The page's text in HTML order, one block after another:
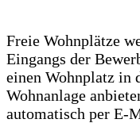
Freie Wohnplätze
Eingangs der
einen Wohnplatz in
Wohnanlage
automatisch per E-